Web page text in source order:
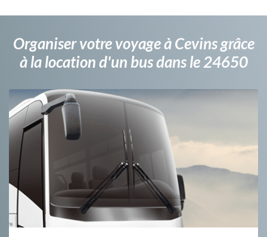
Organiser votre voyage à Cevins grâce
à la location d'un bus dans le 24650